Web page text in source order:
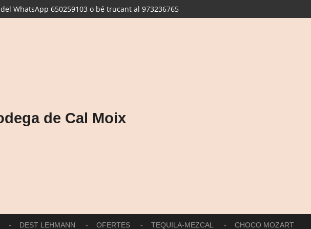
WhatsApp 650259103 o bé trucant al 973236765
de Cal Moix
DEST LEHMANN OFERTES TEQUILA-MEZCAL CHOCO MOZART